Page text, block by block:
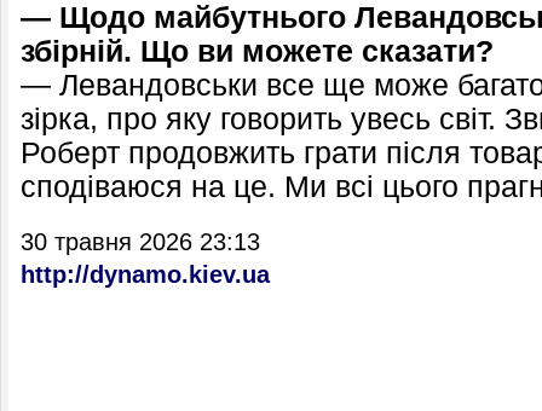
— Щодо майбутнього
збірній. Що ви можете сказати?
— Левандовськи все ще може
зірка, про яку говорить увесь світ.
Роберт продовжить грати після
сподіваюся на це. Ми всі цього
30 травня 2026 23:13
http://dynamo.kiev.ua